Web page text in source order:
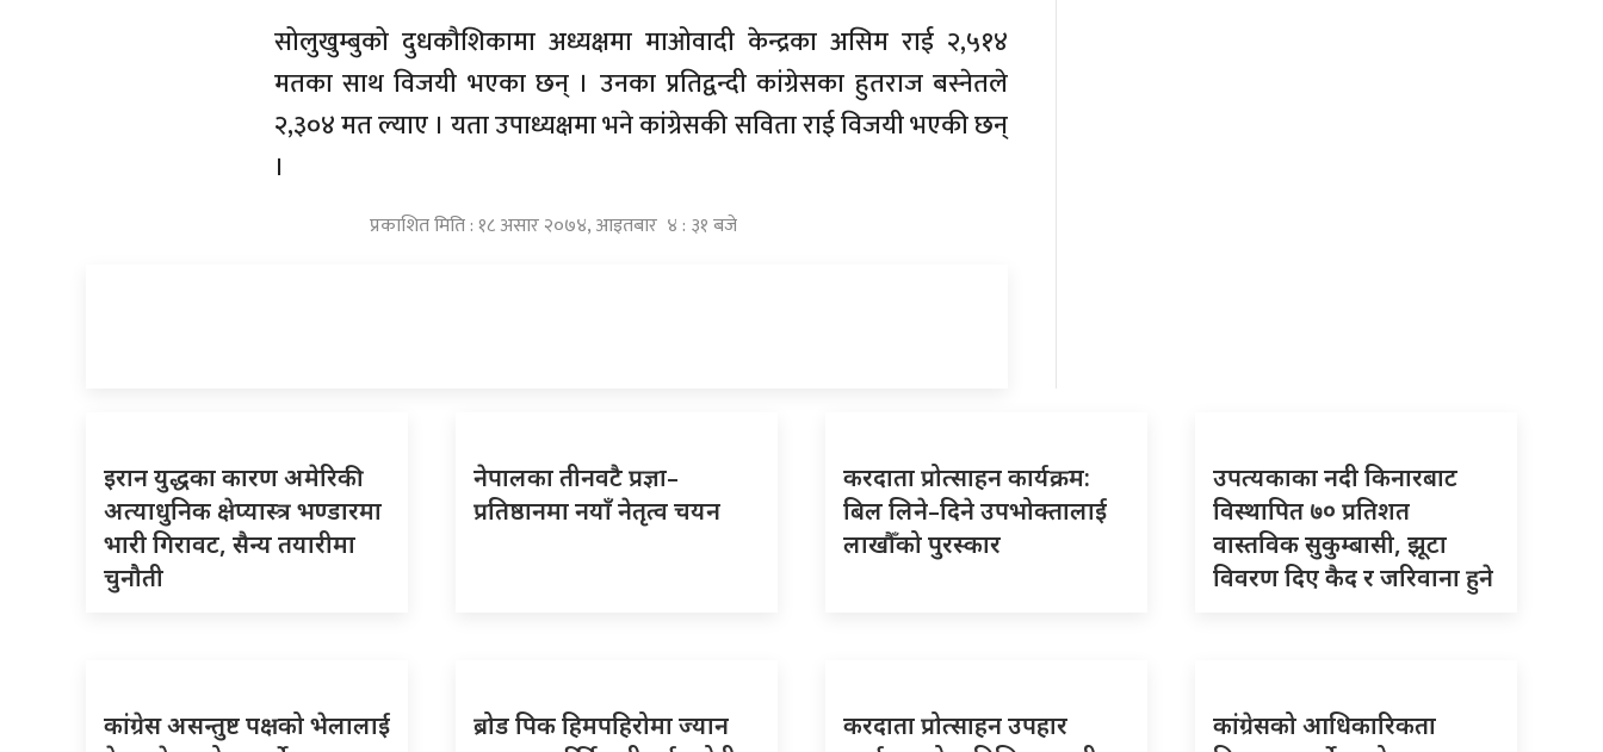
सोलुखुम्बुको दुधकौशिकामा अध्यक्षमा माओवादी केन्द्रका असिम राई २,५१४
मतका साथ विजयी भएका छन् । उनका प्रतिद्वन्दी कांग्रेसका हुतराज बस्नेतले
२,३०४ मत ल्याए । यता उपाध्यक्षमा भने कांग्रेसकी सविता राई विजयी भएकी छन्
।
प्रकाशित मिति : १८ असार २०७४, आइतबार ४ : ३१ बजे
इरान युद्धका कारण अमेरिकी
अत्याधुनिक क्षेप्यास्त्र भण्डारमा
भारी गिरावट, सैन्य तयारीमा
चुनौती
नेपालका तीनवटै प्रज्ञा–
प्रतिष्ठानमा नयाँ नेतृत्व चयन
करदाता प्रोत्साहन कार्यक्रम:
बिल लिने–दिने उपभोक्तालाई
लाखौँको पुरस्कार
उपत्यकाका नदी किनारबाट
विस्थापित ७० प्रतिशत
वास्तविक सुकुम्बासी, झूटा
विवरण दिए कैद र जरिवाना हुने
कांग्रेस असन्तुष्ट पक्षको भेलालाई
ब्रोड पिक हिमपहिरोमा ज्यान
करदाता प्रोत्साहन उपहार
कांग्रेसको आधिकारिकता